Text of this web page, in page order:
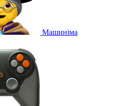
Машиніма